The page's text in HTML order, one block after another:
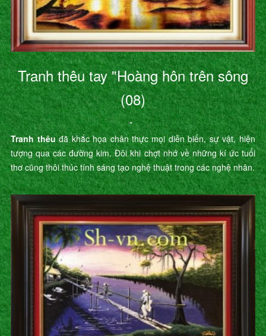
Tranh thêu tay "Hoàng hôn trên sông
(08)
"
Tranh thêuđã khắc họa chân thực mọi diễn biến, sự vật, hiện
tượng qua các đường kim. Đôi khi chợt nhớ về những kí ức tuổi
thơ cũng thôi thúc tính sáng tạo nghệ thuật trong các nghệ nhân.